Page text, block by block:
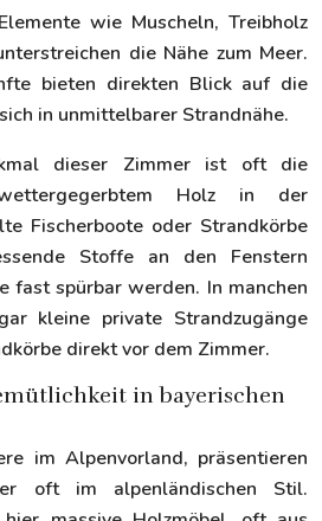
wie Muscheln, Treibholz
die Nähe zum Meer.
bieten direkten Blick auf die
in unmittelbarer Strandnähe.
dieser Zimmer ist oft die
Holz in der
Fischerboote oder Strandkörbe
Stoffe an den Fenstern
fast spürbar werden. In manchen
kleine private Strandzugänge
direkt vor dem Zimmer.
in bayerischen
im Alpenvorland, präsentieren
oft im alpenländischen Stil.